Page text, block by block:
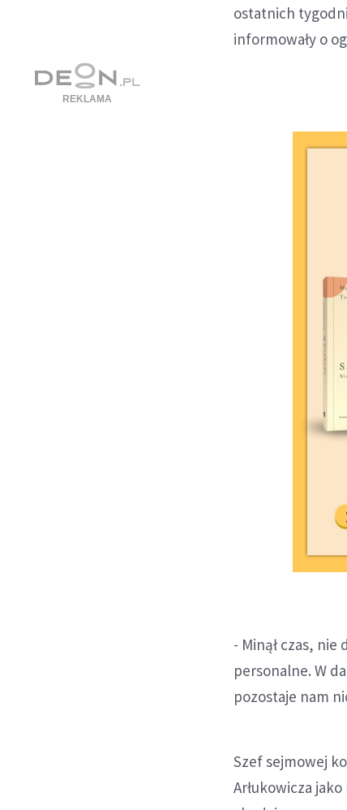
ostatnich
informowały o
- Minął czas,
personalne. W
pozostaje nam
Szef sejmowej
Arłukowicza